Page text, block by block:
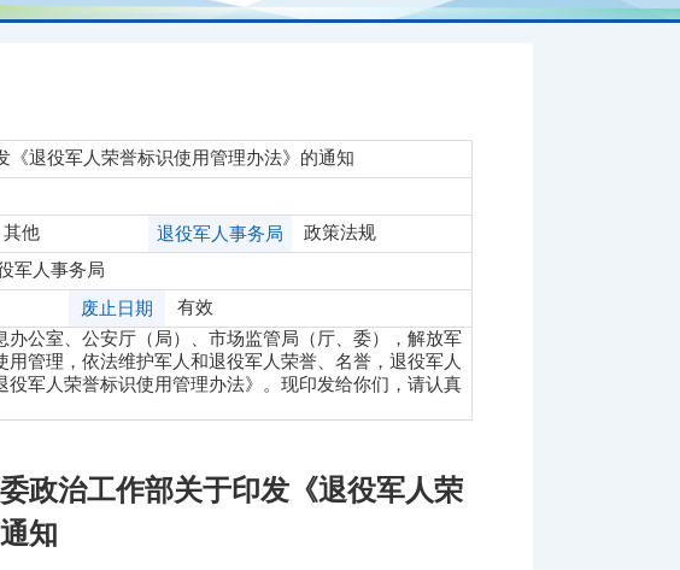
退役军人荣誉标识使用管理办法》的通知
其他 退役军人事务局
政策法规
军人事务局
废止日期
有效
公室、公安厅（局）、市场监管局（厅、委），解放军
管理，依法维护军人和退役军人荣誉、名誉，退役军人
军人荣誉标识使用管理办法》。现印发给你们，请认真
政治工作部关于印发《退役军人荣
知